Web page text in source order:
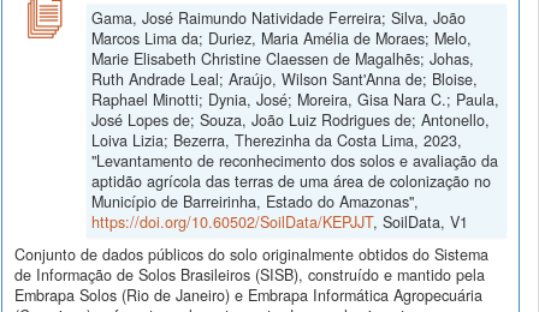
Gama, José Raimundo Natividade Ferreira; Silva, João
Marcos Lima da; Duriez, Maria Amélia de Moraes; Melo,
Marie Elisabeth Christine Claessen de Magalhẽs; Johas,
Ruth Andrade Leal; Araújo, Wilson Sant'Anna de; Bloise,
Raphael Minotti; Dynia, José; Moreira, Gisa Nara C.; Paula,
José Lopes de; Souza, João Luiz Rodrigues de; Antonello,
Loiva Lizia; Bezerra, Therezinha da Costa Lima, 2023,
"Levantamento de reconhecimento dos solos e avaliação da
aptidão agrícola das terras de uma área de colonização no
Município de Barreirinha, Estado do Amazonas",
https://doi.org/10.60502/SoilData/KEPJJT, SoilData, V1
Conjunto de dados públicos do solo originalmente obtidos do Sistema
de Informação de Solos Brasileiros (SISB), construído e mantido pela
Embrapa Solos (Rio de Janeiro) e Embrapa Informática Agropecuária